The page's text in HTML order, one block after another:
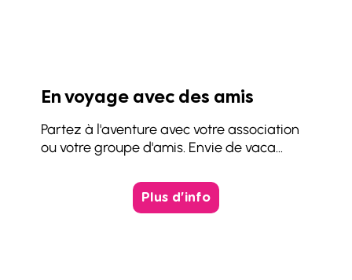
Partez à l'aventure avec votre association
ou votre groupe d'amis. Envie de vaca...
En voyage avec des amis
Plus d'info